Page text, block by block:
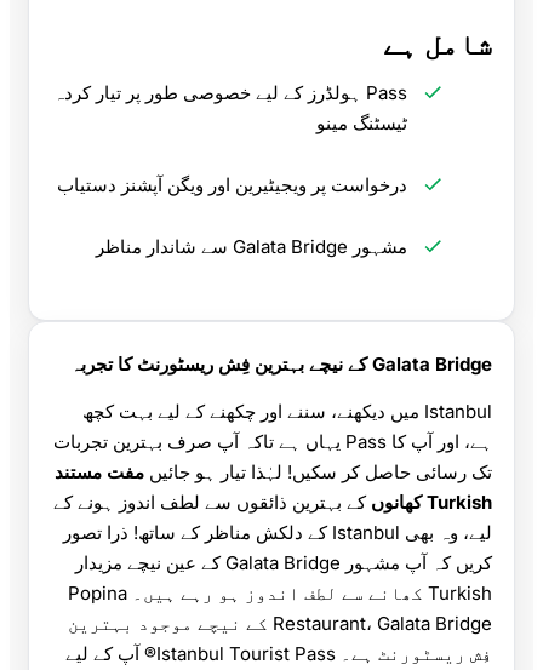
شامل ہے
Pass ہولڈرز کے لیے خصوصی طور پر تیار کردہ
ٹیسٹنگ مینو
درخواست پر ویجیٹیرین اور ویگن آپشنز دستیاب
مشہور Galata Bridge سے شاندار مناظر
Galata Bridge کے نیچے بہترین فِش ریسٹورنٹ کا تجربہ
Istanbul میں دیکھنے، سننے اور چکھنے کے لیے بہت کچھ
ہے، اور آپ کا Pass یہاں ہے تاکہ آپ صرف بہترین تجربات
تک رسائی حاصل کر سکیں! لہٰذا تیار ہو جائیں مفت مستند
Turkish کھانوں
کے بہترین ذائقوں سے لطف اندوز ہونے کے
لیے، وہ بھی Istanbul کے دلکش مناظر کے ساتھ! ذرا تصور
کریں کہ آپ مشہور Galata Bridge کے عین نیچے مزیدار
Turkish کھانے سے لطف اندوز ہو رہے ہیں۔ Popina
Restaurant، Galata Bridge کے نیچے موجود بہترین
فِش ریسٹورنٹ ہے۔ Istanbul Tourist Pass® آپ کے لیے